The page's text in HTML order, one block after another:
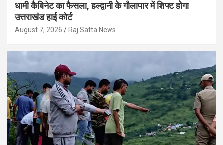
धामी कैबिनेट का फैसला, हल्द्वानी के गौलापार में शिफ्ट होगा
उत्तराखंड हाई कोर्ट
August 7, 2026 Raj Satta News